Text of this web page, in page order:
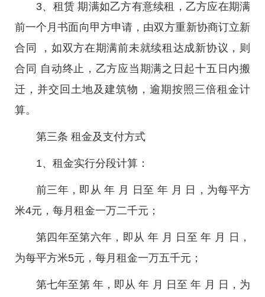
3、租赁 期满如乙方有意续租，乙方应在期满
前一个月书面向甲方申请，由双方重新协商订立新
合同 ，如双方在期满前未就续租达成新协议，则
合同 自动终止，乙方应当期满之日起十五日内搬
迁，并交回土地及建筑物，逾期按照三倍租金计
算。
第三条 租金及支付方式
1、租金实行分段计算：
前三年，即从 年 月 日至 年 月 日，为每平方
米4元，每月租金一万二千元；
第四年至第六年，即从 年 月 日至 年 月 日，
为每平方米5元，每月租金一万五千元；
第七年至第 年，即从 年 月 日至 年 月 日，为